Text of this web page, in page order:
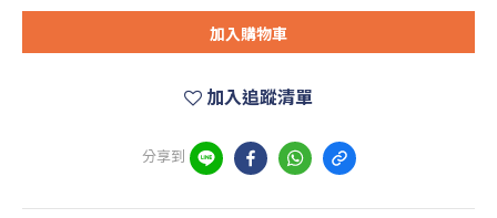
加入購物車
加入追蹤清單
分享到